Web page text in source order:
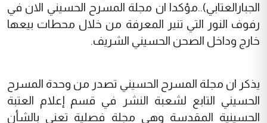
الجبارالعتابي)..مؤكدا ان مجلة المسرح الحسيني الان في
رفوف النور التي تنير المعرفة من خلال محطات بيعها
خارج وداخل الصحن الحسيني الشريف.
يذكر ان مجلة المسرح الحسيني تصدر من وحدة المسرح
الحسيني التابع لشعبة النشر في قسم إعلام العتبة
الحسينية المقدسة وهي مجلة فصلية تعنى بالشأن